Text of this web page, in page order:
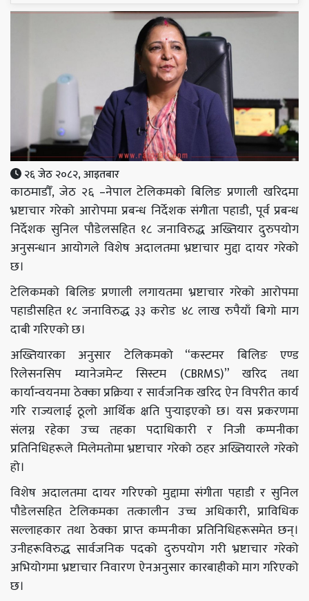
२६ जेठ २०८२, आइतबार
काठमाडौँ, जेठ २६ –नेपाल टेलिकमको बिलिङ प्रणाली खरिदमा
भ्रष्टाचार गरेको आरोपमा प्रबन्ध निर्देशक संगीता पहाडी, पूर्व प्रबन्ध
निर्देशक सुनिल पौडेलसहित १८ जनाविरुद्ध अख्तियार दुरुपयोग
अनुसन्धान आयोगले विशेष अदालतमा भ्रष्टाचार मुद्दा दायर गरेको
छ।
टेलिकमको बिलिङ प्रणाली लगायतमा भ्रष्टाचार गरेको आरोपमा
पहाडीसहित १८ जनाविरुद्ध ३३ करोड ४८ लाख रुपैयाँ बिगो माग
दाबी गरिएको छ।
अख्तियारका अनुसार टेलिकमको “कस्टमर बिलिङ एण्ड
रिलेसनसिप म्यानेजमेन्ट सिस्टम (CBRMS)” खरिद तथा
कार्यान्वयनमा ठेक्का प्रक्रिया र सार्वजनिक खरिद ऐन विपरीत कार्य
गरि राज्यलाई ठूलो आर्थिक क्षति पुर्‍याइएको छ। यस प्रकरणमा
संलग्न रहेका उच्च तहका पदाधिकारी र निजी कम्पनीका
प्रतिनिधिहरूले मिलेमतोमा भ्रष्टाचार गरेको ठहर अख्तियारले गरेको
हो।
विशेष अदालतमा दायर गरिएको मुद्दामा संगीता पहाडी र सुनिल
पौडेलसहित टेलिकमका तत्कालीन उच्च अधिकारी, प्राविधिक
सल्लाहकार तथा ठेक्का प्राप्त कम्पनीका प्रतिनिधिहरूसमेत छन्।
उनीहरूविरुद्ध सार्वजनिक पदको दुरुपयोग गरी भ्रष्टाचार गरेको
अभियोगमा भ्रष्टाचार निवारण ऐनअनुसार कारबाहीको माग गरिएको
छ।